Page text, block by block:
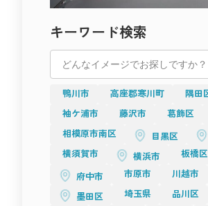
その瞬間に生まれる一枚や一瞬が、
これからも、空間が持つ力を信じ、
創造の自由を広げていくことが、
新しい撮影文化の未来をつくる原動力と
目黒の撮影スタジオに共通するのは、
Momobanaの暮らしの温もり、Studio
どれもが、撮影者の感性を刺激し、作品
都心の利便性を保ちながらも、どこか
その空気の中で、光と影のあいだに新し
Recosta Studioが紹介する目黒のスタジオ
あなたの「撮る理由」に寄り添う場所で
光が語り、素材が響き、心が動く――
感性を刺激する撮影体験を、ぜひこの街で
キーワード検索
鴨川市 高座郡寒川町 隅田
袖ケ浦市
藤沢市 葛飾区
相模原市南区
目黒区
横須賀市
横浜市 板橋区
府中市
市原市 川越市
墨田区
埼玉県 品川区